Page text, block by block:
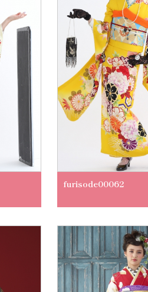
furisode00062